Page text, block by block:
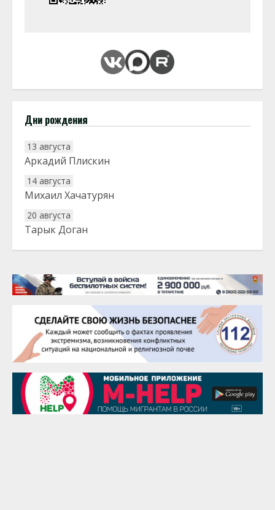
Дни рождения
13 августа
Аркадий Плискин
14 августа
Михаил Хачатурян
20 августа
Тарык Доган
22 августа
25 августа
Сэсэгма Бубеева
28 августа
Чингиз Мустафаев
29 августа
1 сентября
Гали Хасанов